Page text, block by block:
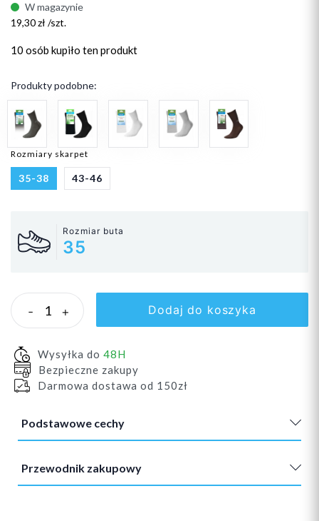
W magazynie
19,30 zł /szt.
10 osób kupiło ten produkt
Produkty podobne:
Rozmiary skarpet
35-38 43-46
Rozmiar buta
35
- + Dodaj do koszyka
Wysyłka do 48H
Bezpieczne zakupy
Darmowa dostawa od 150zł
Podstawowe cechy
Przewodnik zakupowy